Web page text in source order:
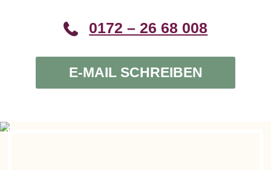
0172 – 26 68 008
E-MAIL SCHREIBEN